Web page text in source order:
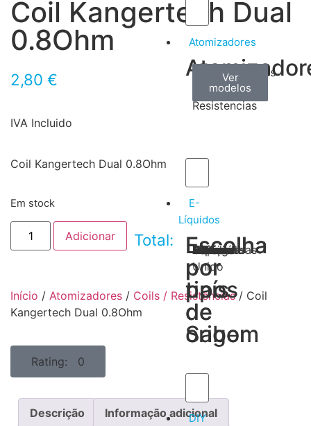
Atomizadores
Claromizadores
Ver
modelos
Reconstruíveis
Ver
modelos
Resistencias
Ver
modelos
E-
Líquidos
Escolha
por
tipos
de
Sabor
Tabaco
Frutas
Bebidas
Frescos
Sobremesas
Escolha
por
país
de
origem
Portugal
Alemanha
USA
Reino
Unido
Canadá
França
Malásia
Filipinas
Espanha
Polónia
Grécia
DIY
Coil Kangertech Dual
0.8Ohm
2,80 €
IVA Incluido
Coil Kangertech Dual 0.8Ohm
Em stock
Adicionar Total:
Início / Atomizadores / Coils / Resistências/ Coil
Kangertech Dual 0.8Ohm
Rating: 0
Descrição Informação adicional